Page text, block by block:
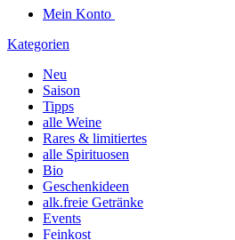
Mein Konto
Kategorien
Neu
Saison
Tipps
alle Weine
Rares & limitiertes
alle Spirituosen
Bio
Geschenkideen
alk.freie Getränke
Events
Feinkost